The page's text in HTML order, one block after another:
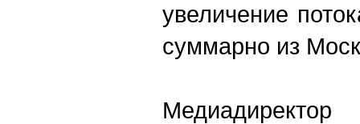
увеличение
суммарно из